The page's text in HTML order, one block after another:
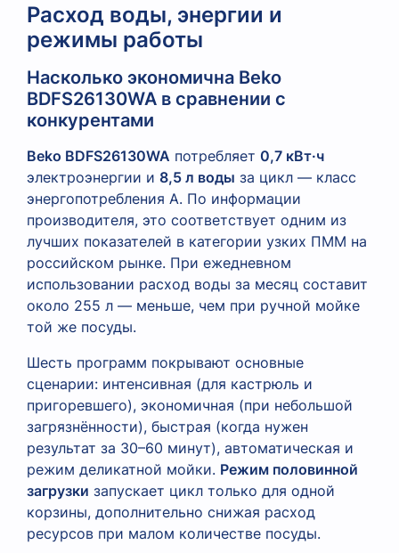
Расход воды, энергии и
режимы работы
Насколько экономична Beko
BDFS26130WA в сравнении с
конкурентами
Beko BDFS26130WA потребляет 0,7 кВт·ч
электроэнергии и 8,5 л воды за цикл — класс
энергопотребления A. По информации
производителя, это соответствует одним из
лучших показателей в категории узких ПММ на
российском рынке. При ежедневном
использовании расход воды за месяц составит
около 255 л — меньше, чем при ручной мойке
той же посуды.
Шесть программ покрывают основные
сценарии: интенсивная (для кастрюль и
пригоревшего), экономичная (при небольшой
загрязнённости), быстрая (когда нужен
результат за 30–60 минут), автоматическая и
режим деликатной мойки. Режим половинной
загрузки запускает цикл только для одной
корзины, дополнительно снижая расход
ресурсов при малом количестве посуды.